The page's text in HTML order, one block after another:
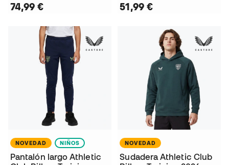
74,99 € 51,99 €
NOVEDAD NIÑOS
Pantalón largo Athletic
NOVEDAD
Sudadera Athletic Club